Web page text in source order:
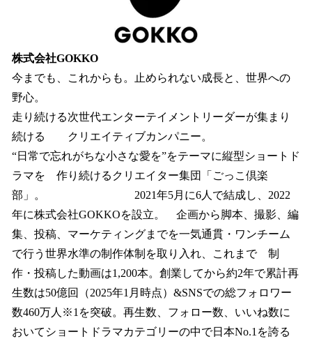
株式会社GOKKO
今までも、これからも。止められない成長と、世界への
野心。
走り続ける次世代エンターテイメントリーダーが集まり
続ける クリエイティブカンパニー。
“日常で忘れがちな小さな愛を”をテーマに縦型ショートド
ラマを 作り続けるクリエイター集団「ごっこ倶楽
部」。 2021年5月に6人で結成し、2022
年に株式会社GOKKOを設立。 企画から脚本、撮影、編
集、投稿、マーケティングまでを一気通貫・ワンチーム
で行う世界水準の制作体制を取り入れ、これまで 制
作・投稿した動画は1,200本。創業してから約2年で累計再
生数は50億回（2025年1月時点）&SNSでの総フォロワー
数460万人※1を突破。再生数、フォロー数、いいね数に
おいてショートドラマカテゴリーの中で日本No.1を誇る